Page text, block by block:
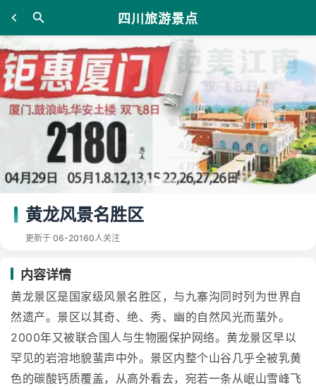
四川旅游景点
黄龙风景名胜区
更新于 06-20160人关注
内容详情
黄龙景区是国家级风景名胜区，与九寨沟同时列为世界自
然遗产。景区以其奇、绝、秀、幽的自然风光而蜚外。
2000年又被联合国人与生物圈保护网络。黄龙景区早以
罕见的岩溶地貌蜚声中外。景区内整个山谷几乎全被乳黄
色的碳酸钙质覆盖，从高外看去，宛若一条从岷山雪峰飞